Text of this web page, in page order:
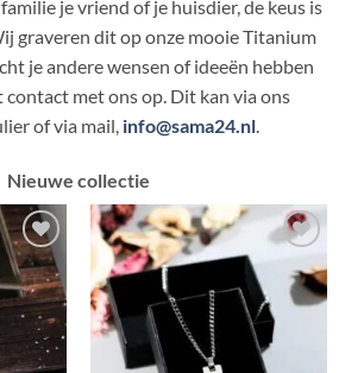
je vriend of je huisdier, de keus is
graveren dit op onze mooie Titanium
je andere wensen of ideeën hebben
contact met ons op. Dit kan via ons
of via mail, info@sama24.nl.
Nieuwe collectie
aan
Toevoegen
aan
verlanglijst